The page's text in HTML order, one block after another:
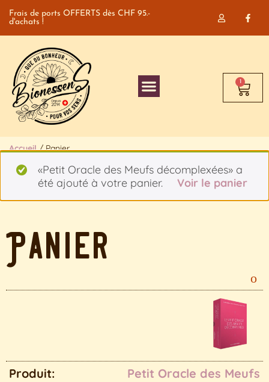
Frais de ports OFFERTS dès CHF 95.-
d'achats !
1
Accueil/ Panier
«Petit Oracle des Meufs décomplexées» a
été ajouté à votre panier.
Voir le panier
Panier
Petit Oracle des Meufs